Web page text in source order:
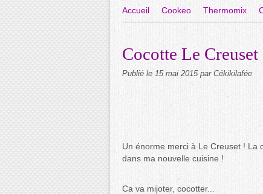
Accueil Cookeo Thermomix
Cocotte Le Creuset
Publié le 15 mai 2015 par Cékikilafée
Un énorme merci à Le Creuset ! La
dans ma nouvelle cuisine !
Ca va mijoter, cocotter...